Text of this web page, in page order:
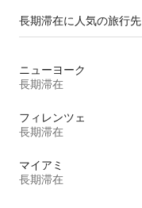
長期滞在に人気の旅行先
ニューヨーク
長期滞在
フィレンツェ
長期滞在
マイアミ
長期滞在